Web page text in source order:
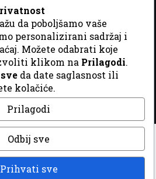
DizajnGordonDM
da poboljšamo vaše
personalizirani sadržaj i
Možete odabrati koje
klikom na Prilagodi.
da date saglasnost ili
kolačiće.
Prilagodi
Odbij sve
Prihvati sve